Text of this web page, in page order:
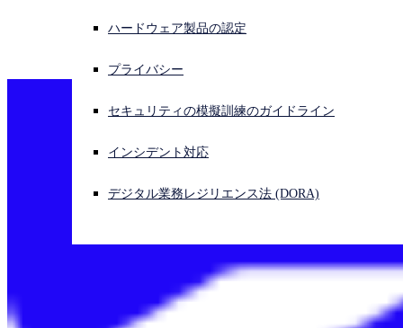
サイバー攻撃を受けている場合、連絡先はこちら
ハードウェア製品の認定
プライバシー
セキュリティの模擬訓練のガイドライン
インシデント対応
デジタル業務レジリエンス法 (DORA)
your business.
Sophos provides simple per-user pricing with no hidden fees.